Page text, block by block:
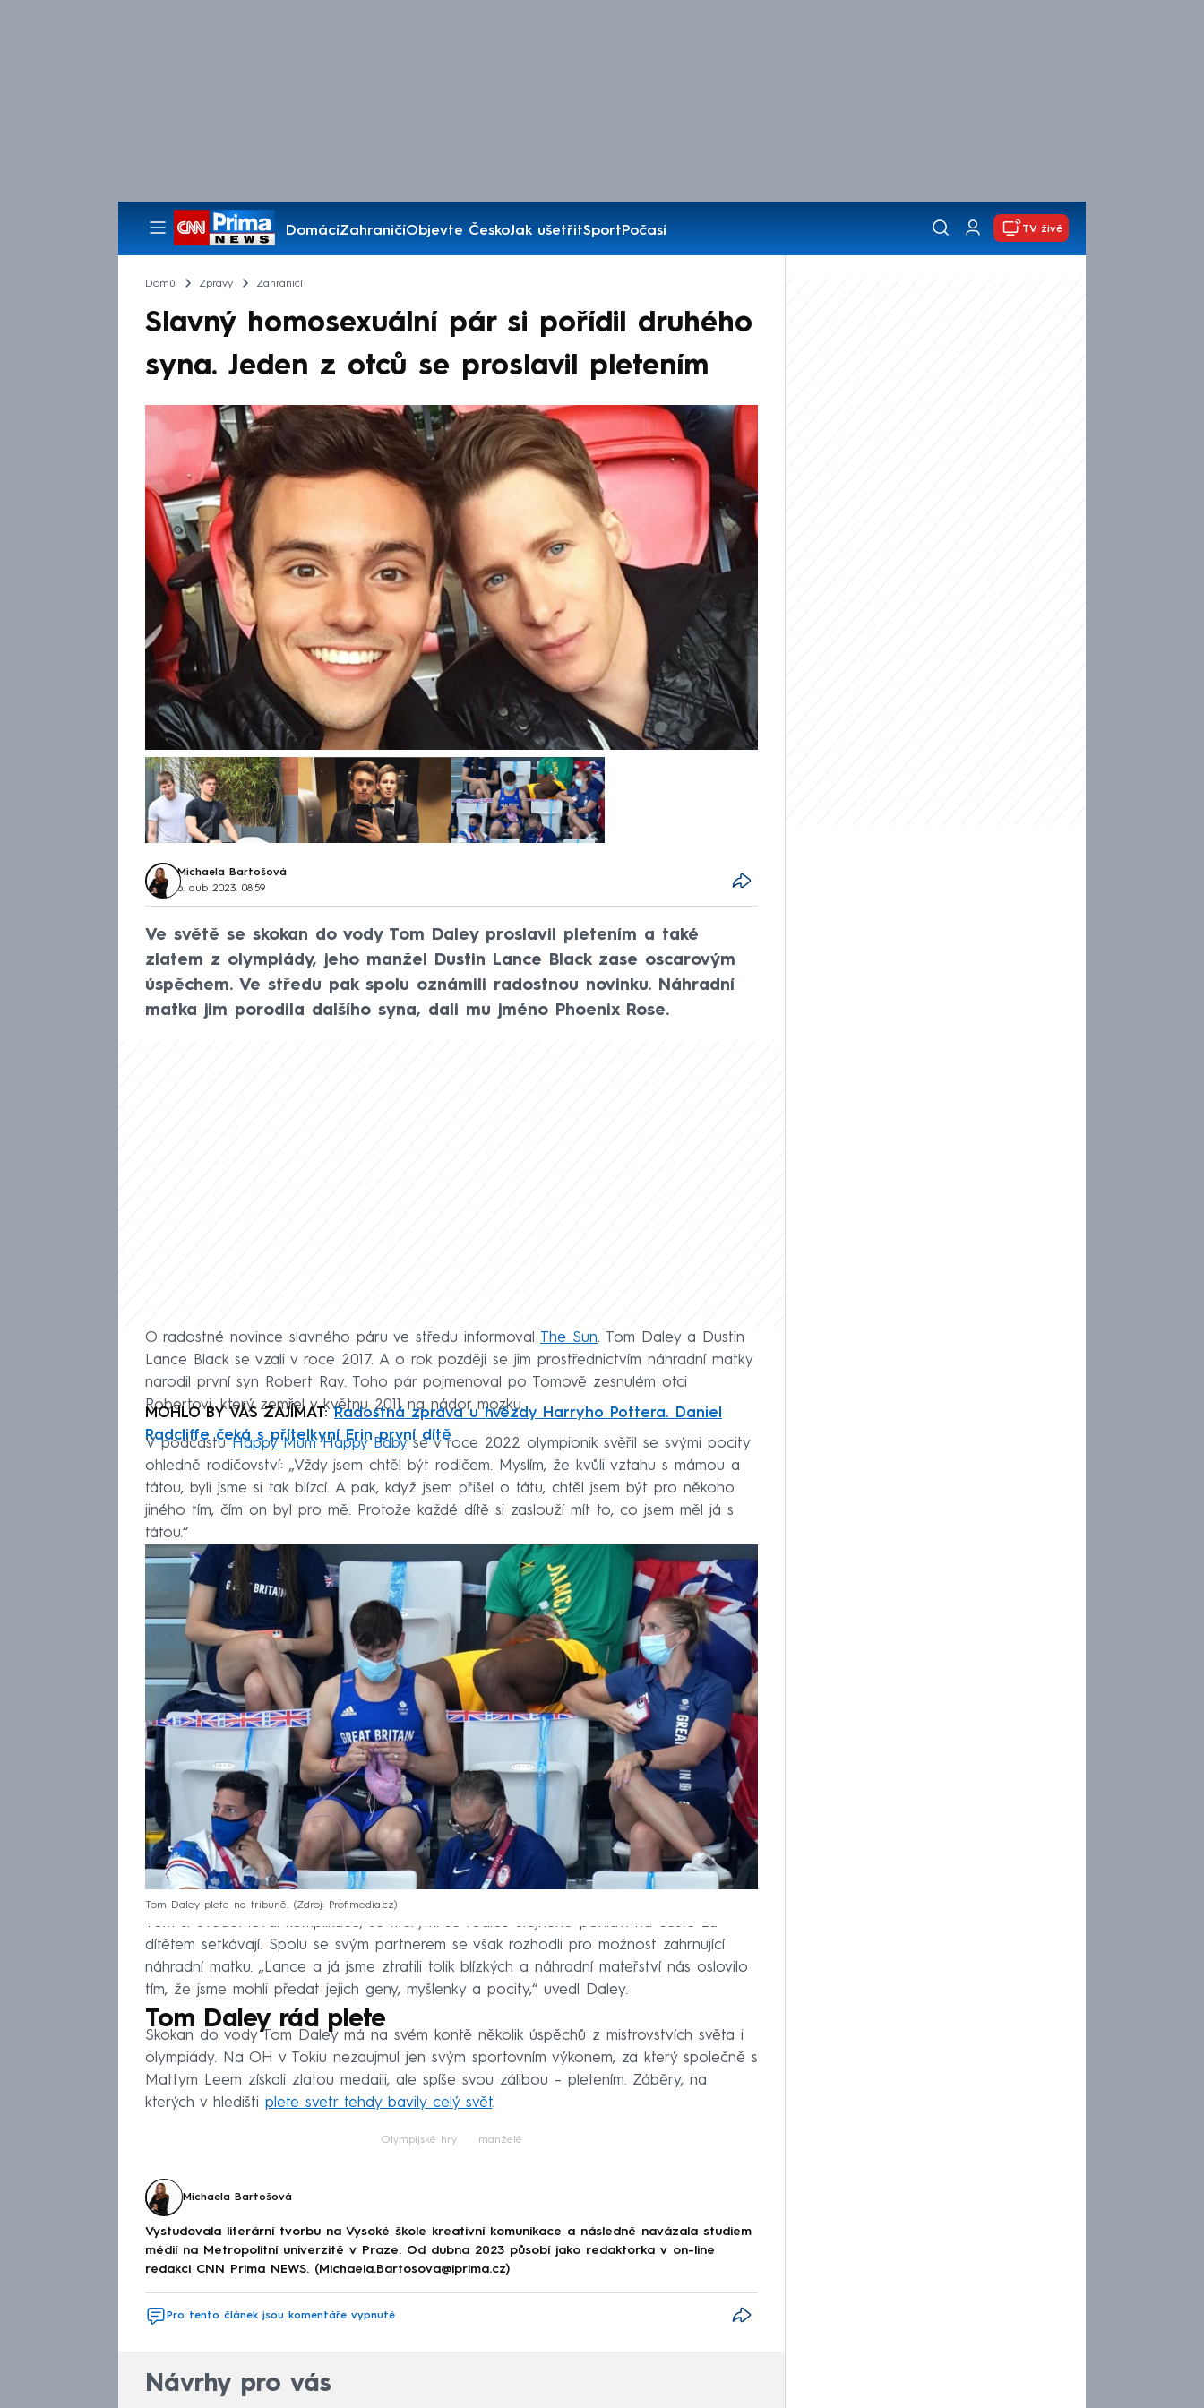
DomácíZahraničíObjevte ČeskoJak ušetřitSportPočasí
Pořady
TV živě
Domů Zprávy Zahraničí
Slavný homosexuální pár si pořídil druhého
syna. Jeden z otců se proslavil pletením
Michaela Bartošová
6. dub 2023, 08:59
Ve světě se skokan do vody Tom Daley proslavil pletením a také
zlatem z olympiády, jeho manžel Dustin Lance Black zase oscarovým
úspěchem. Ve středu pak spolu oznámili radostnou novinku. Náhradní
matka jim porodila dalšího syna, dali mu jméno Phoenix Rose.
O radostné novince slavného páru ve středu informoval The Sun. Tom Daley a Dustin
Lance Black se vzali v roce 2017. A o rok později se jim prostřednictvím náhradní matky
narodil první syn Robert Ray. Toho pár pojmenoval po Tomově zesnulém otci
Robertovi, který zemřel v květnu 2011 na nádor mozku.
MOHLO BY VÁS ZAJÍMAT:Radostná zpráva u hvězdy Harryho Pottera. Daniel
Radcliffe čeká s přítelkyní Erin první dítě
V podcastuHappy Mum Happy Babyse v roce 2022 olympionik svěřil se svými pocity
ohledně rodičovství: „Vždy jsem chtěl být rodičem. Myslím, že kvůli vztahu s mámou a
tátou, byli jsme si tak blízcí. A pak, když jsem přišel o tátu, chtěl jsem být pro někoho
jiného tím, čím on byl pro mě. Protože každé dítě si zaslouží mít to, co jsem měl já s
tátou.“
Tom Daley plete na tribuně. Zdroj: Profimedia.cz
Tom si uvědomoval komplikace, se kterými se rodiče stejného pohlaví na cestě za
dítětem setkávají. Spolu se svým partnerem se však rozhodli pro možnost zahrnující
náhradní matku. „Lance a já jsme ztratili tolik blízkých a náhradní mateřství nás oslovilo
tím, že jsme mohli předat jejich geny, myšlenky a pocity,“ uvedl Daley.
Tom Daley rád plete
Skokan do vody Tom Daley má na svém kontě několik úspěchů z mistrovstvích světa i
olympiády. Na OH v Tokiu nezaujmul jen svým sportovním výkonem, za který společně s
Mattym Leem získali zlatou medaili, ale spíše svou zálibou – pletením. Záběry, na
kterých v hledišti plete svetr tehdy bavily celý svět.
Olympijské hry manželé
Michaela Bartošová
Vystudovala literární tvorbu na Vysoké škole kreativní komunikace a následně navázala studiem
médií na Metropolitní univerzitě v Praze. Od dubna 2023 působí jako redaktorka v on-line
redakci CNN Prima NEWS. (Michaela.Bartosova@iprima.cz)
Pro tento článek jsou komentáře vypnuté
Návrhy pro vás